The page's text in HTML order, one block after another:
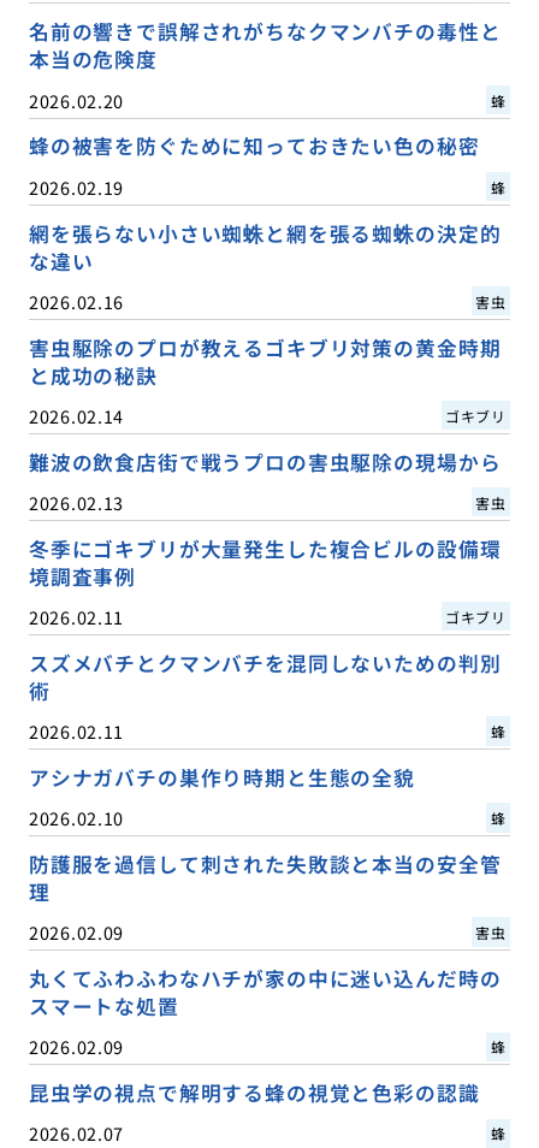
名前の響きで誤解されがちなクマンバチの毒性と
本当の危険度
2026.02.20 蜂
蜂の被害を防ぐために知っておきたい色の秘密
2026.02.19 蜂
網を張らない小さい蜘蛛と網を張る蜘蛛の決定的
な違い
2026.02.16 害虫
害虫駆除のプロが教えるゴキブリ対策の黄金時期
と成功の秘訣
2026.02.14 ゴキブリ
難波の飲食店街で戦うプロの害虫駆除の現場から
2026.02.13 害虫
冬季にゴキブリが大量発生した複合ビルの設備環
境調査事例
2026.02.11 ゴキブリ
スズメバチとクマンバチを混同しないための判別
術
2026.02.11 蜂
アシナガバチの巣作り時期と生態の全貌
2026.02.10 蜂
防護服を過信して刺された失敗談と本当の安全管
理
2026.02.09 害虫
丸くてふわふわなハチが家の中に迷い込んだ時の
スマートな処置
2026.02.09 蜂
昆虫学の視点で解明する蜂の視覚と色彩の認識
2026.02.07 蜂